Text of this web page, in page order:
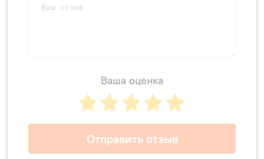
Ваша оценка
Отправить отзыв